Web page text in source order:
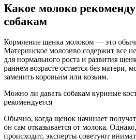
Какое молоко
собакам
Кормление щенка молоком — это
Материнское молозиво содержит все
для нормального роста и развития
раннем возрасте остается без матери,
заменить коровьим или козьим.
Можно ли давать собакам куриные
рекомендуется
Обычно, когда щенок начинает
он сам отказывается от молока.
происходит, эксперты советуют